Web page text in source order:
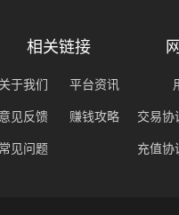
相关链接
关于我们 平台资讯
意见反馈 赚钱攻略
常见问题
交易协
充值协